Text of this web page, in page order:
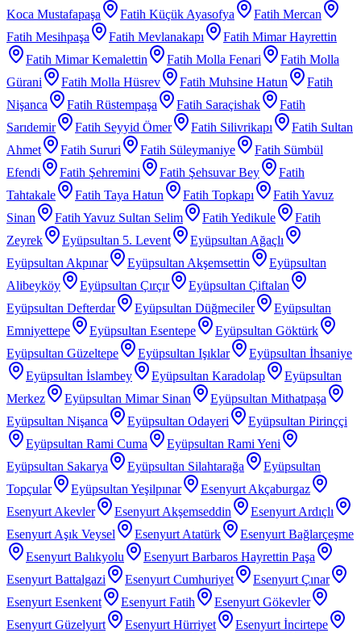
Koca Mustafapaşa Fatih Küçük Ayasofya
Fatih Mercan
Fatih Mesihpaşa
Fatih Mevlanakapı
Fatih Mimar Hayrettin
Fatih Mimar Kemalettin
Fatih Molla Fenari
Fatih Molla
Gürani
Fatih Molla Hüsrev Fatih Muhsine Hatun
Fatih
Nişanca
Fatih Rüstempaşa Fatih Saraçishak
Fatih
Sarıdemir
Fatih Seyyid Ömer Fatih Silivrikapı
Fatih Sultan
Ahmet
Fatih Sururi Fatih Süleymaniye
Fatih Sümbül
Efendi
Fatih Şehremini Fatih Şehsuvar Bey
Fatih
Tahtakale
Fatih Taya Hatun Fatih Topkapı
Fatih Yavuz
Sinan
Fatih Yavuz Sultan Selim Fatih Yedikule
Fatih
Zeyrek
Eyüpsultan 5. Levent
Eyüpsultan Ağaçlı
Eyüpsultan Akpınar
Eyüpsultan Akşemsettin
Eyüpsultan
Alibeyköy
Eyüpsultan Çırçır
Eyüpsultan Çiftalan
Eyüpsultan Defterdar
Eyüpsultan Düğmeciler
Eyüpsultan
Emniyettepe
Eyüpsultan Esentepe
Eyüpsultan Göktürk
Eyüpsultan Güzeltepe
Eyüpsultan Işıklar
Eyüpsultan İhsaniye
Eyüpsultan İslambey
Eyüpsultan Karadolap
Eyüpsultan
Merkez
Eyüpsultan Mimar Sinan
Eyüpsultan Mithatpaşa
Eyüpsultan Nişanca
Eyüpsultan Odayeri
Eyüpsultan Pirinççi
Eyüpsultan Rami Cuma
Eyüpsultan Rami Yeni
Eyüpsultan Sakarya
Eyüpsultan Silahtarağa
Eyüpsultan
Topçular
Eyüpsultan Yeşilpınar
Esenyurt Akçaburgaz
Esenyurt Akevler
Esenyurt Akşemseddin
Esenyurt Ardıçlı
Esenyurt Aşık Veysel
Esenyurt Atatürk
Esenyurt Bağlarçeşme
Esenyurt Balıkyolu
Esenyurt Barbaros Hayrettin Paşa
Esenyurt Battalgazi
Esenyurt Cumhuriyet
Esenyurt Çınar
Esenyurt Esenkent
Esenyurt Fatih
Esenyurt Gökevler
Esenyurt Güzelyurt
Esenyurt Hürriyet
Esenyurt İncirtepe